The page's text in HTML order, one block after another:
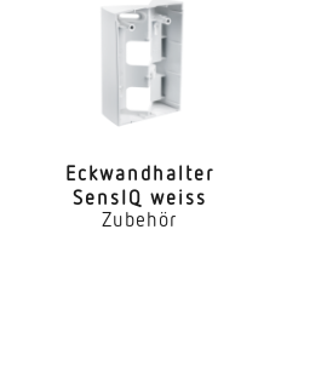
Werkstoff des Gehäuses
Farbe
Eckwand­halter
SensIQ weiss
Zubehör